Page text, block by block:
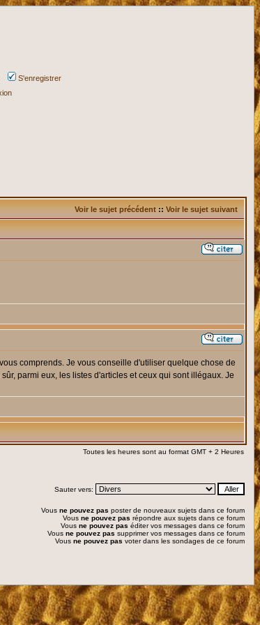
S'enregistrer
Voir le sujet précédent :: Voir le sujet suivant
comprends. Je vous conseille d'utiliser quelque chose de
parmi eux, les listes d'articles et ceux qui sont illégaux. Je
Toutes les heures sont au format GMT + 2 Heures
Sauter vers:
Vous ne pouvez pas poster de nouveaux sujets dans ce forum
Vous ne pouvez pas répondre aux sujets dans ce forum
Vous ne pouvez pas éditer vos messages dans ce forum
Vous ne pouvez pas supprimer vos messages dans ce forum
Vous ne pouvez pas voter dans les sondages de ce forum